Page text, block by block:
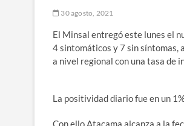
30 agosto, 2021
El Minsal entregó este lunes el
4 sintomáticos y 7 sin síntomas,
a nivel regional con una tasa de
La positividad diario fue en un
Con ello Atacama alcanza a la